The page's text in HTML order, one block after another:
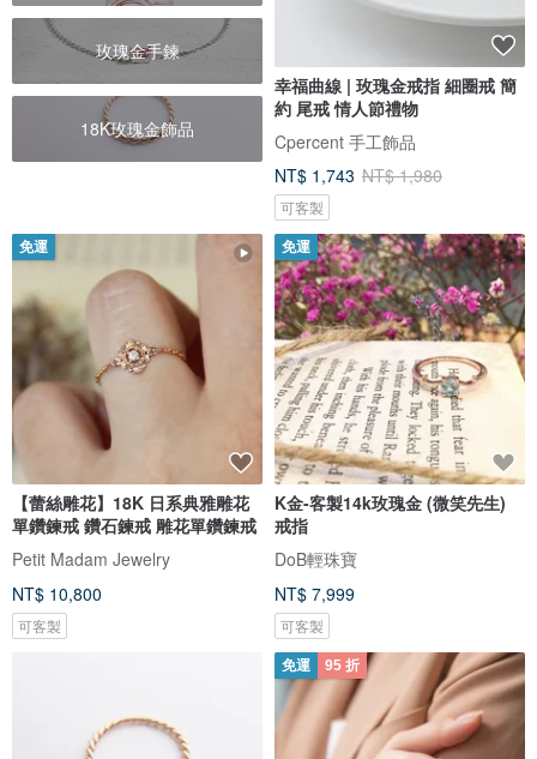
玫瑰金手鍊
18K玫瑰金飾品
幸福曲線 | 玫瑰金戒指 細圈戒 簡
約 尾戒 情人節禮物
Cpercent 手工飾品
NT$ 1,743 NT$ 1,980
可客製
免運
【蕾絲雕花】18K 日系典雅雕花
單鑽鍊戒 鑽石鍊戒 雕花單鑽鍊戒
Petit Madam Jewelry
NT$ 10,800
可客製
免運
K金-客製14k玫瑰金 (微笑先生)
戒指
DoB輕珠寶
NT$ 7,999
可客製
免運 95 折